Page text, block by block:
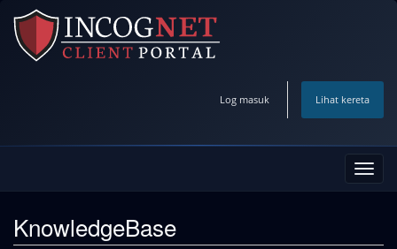
Log masuk Lihat kereta
Togol
KnowledgeBase